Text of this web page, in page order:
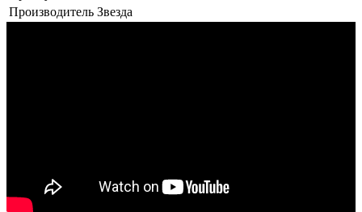
Производитель Звезда